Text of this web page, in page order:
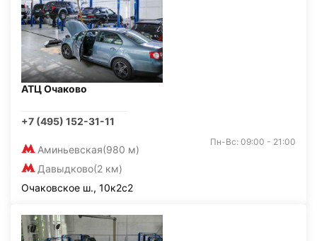
АТЦ Очаково
+7 (495) 152-31-11
Аминьевская(980 м)
Давыдково(2 км)
Пн-Вс: 09:00 - 21:00
Очаковское ш., 10к2с2